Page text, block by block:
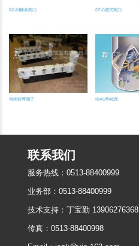
BZ-Ⅰ/Ⅱ棒条闸门 EF-C腭式闸门
电动转弯溜子 IBAU均化库
联系我们
服务热线：0513-88400999
业务部：0513-88400999
技术支持：丁宝勤 13906276368
传真：0513-88400998